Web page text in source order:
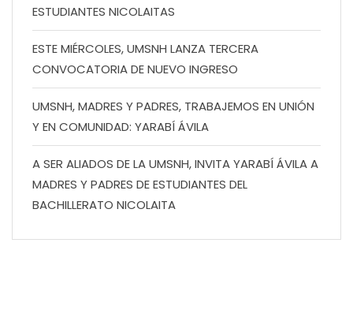
ESTUDIANTES NICOLAITAS
ESTE MIÉRCOLES, UMSNH LANZA TERCERA
CONVOCATORIA DE NUEVO INGRESO
UMSNH, MADRES Y PADRES, TRABAJEMOS EN UNIÓN
Y EN COMUNIDAD: YARABÍ ÁVILA
A SER ALIADOS DE LA UMSNH, INVITA YARABÍ ÁVILA A
MADRES Y PADRES DE ESTUDIANTES DEL
BACHILLERATO NICOLAITA